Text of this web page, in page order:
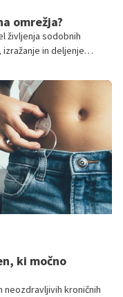
omrežja?
življenja sodobnih
in deljenje
mladih.
ki močno
neozdravljivih kroničnih